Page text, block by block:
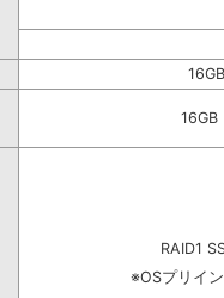
16GB
RAID1
※OSプリイ